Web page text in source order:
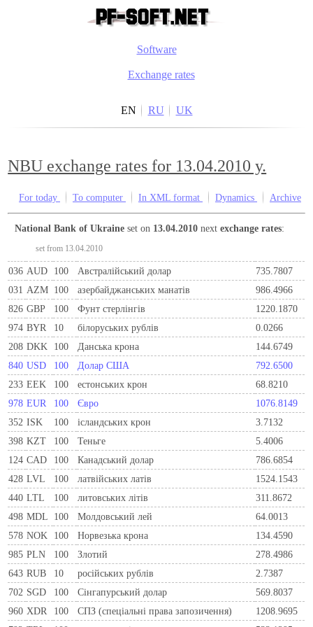
Software
Exchange rates
EN RU UK
NBU exchange rates for 13.04.2010 y.
For today To computer In XML format Dynamics Archive
National Bank of Ukraine set on 13.04.2010 nextexchange rates:
set from 13.04.2010
036 AUD 100 Австралійський долар
735.7807
031 AZM 100 азербайджанських манатів
986.4966
826 GBP 100 Фунт стерлінгів
1220.1870
974 BYR 10 білоруських рублів
0.0266
208 DKK 100 Данська крона
144.6749
840 USD 100 Долар США
792.6500
233 EEK 100 естонських крон
68.8210
978 EUR 100 Євро
1076.8149
352 ISK 100 ісландських крон
3.7132
398 KZT 100 Теньге
5.4006
124 CAD 100 Канадський долар
786.6854
428 LVL 100 латвійських латів
1524.1543
440 LTL 100 литовських літів
311.8672
498 MDL 100 Молдовський лей
64.0013
578 NOK 100 Норвезька крона
134.4590
985 PLN 100 Злотий
278.4986
643 RUB 10 російських рублів
2.7387
702 SGD 100 Сінгапурський долар
569.8037
960 XDR 100 СПЗ (спеціальні права запозичення)
1208.9695